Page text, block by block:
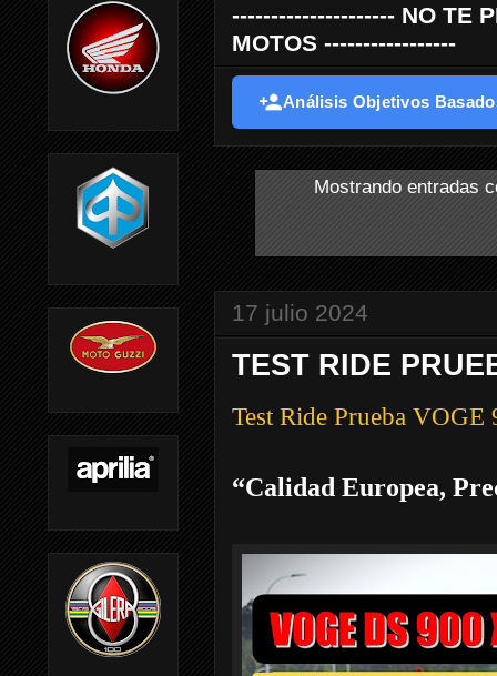
--------------------- NO TE
MOTOS -----------------
Análisis Objetivos
Mostrando entradas
17 julio 2024
TEST RIDE
Test Ride Prueba VOGE
“Calidad Europea,